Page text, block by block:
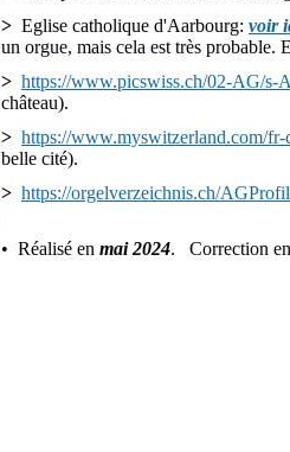
> Eglise catholique d'Aarbourg: voir
un orgue, mais cela est très probable.
> https://www.picswiss.ch/02-AG/s-
château).
> https://www.myswitzerland.com/fr-
belle cité).
> https://orgelverzeichnis.ch/
• Réalisé en mai 2024. Correction